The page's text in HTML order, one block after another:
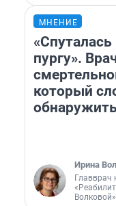
МНЕНИЕ
пургу».
который
Ирина
Главврач
Волковой»